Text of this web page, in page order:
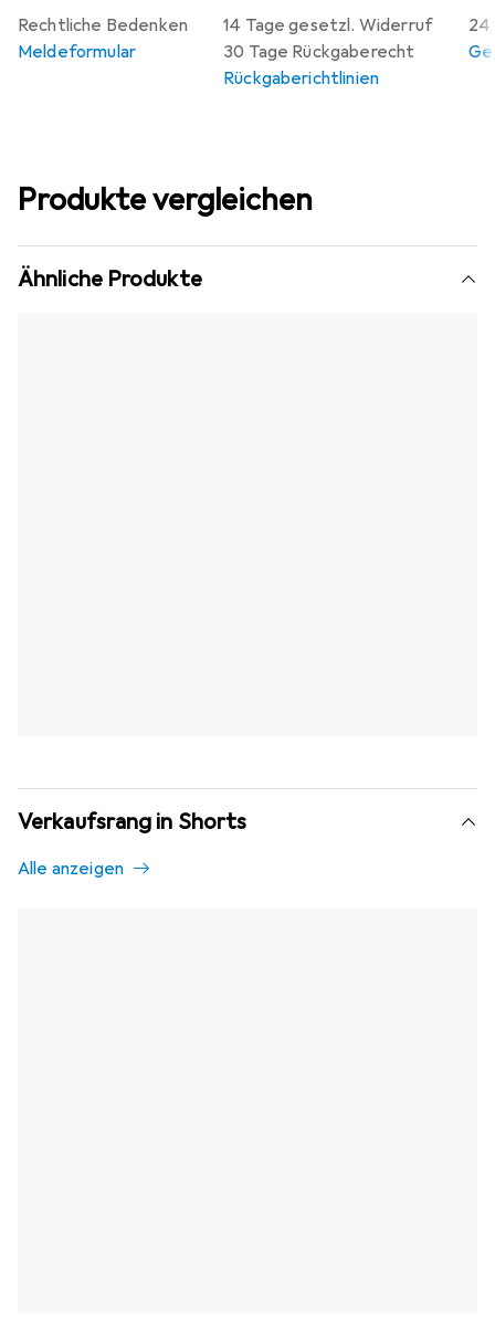
14 Tage gesetzl. Widerruf
30 Tage Rückgaberecht
Rückgaberichtlinien
24
Rechtliche Bedenken
Meldeformular
Produkte vergleichen
Ähnliche Produkte
Verkaufsrang in Shorts
Alle anzeigen